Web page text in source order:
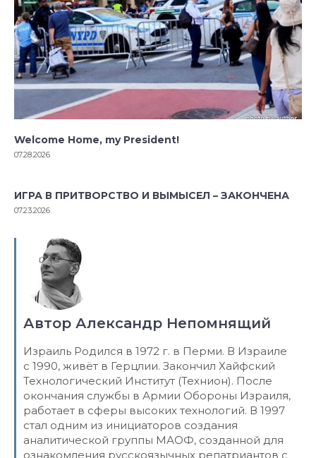
Welcome Home, my President!
07.28.2026
ИГРА В ПРИТВОРСТВО И ВЫМЫСЕЛ – ЗАКОНЧЕНА
07.23.2026
Автор Александр Непомнящий
Израиль Родился в 1972 г. в Перми. В Израиле
с 1990, живёт в Герцлии. Закончил Хайфский
Технологический Институт (Технион). После
окончания службы в Армии Обороны Израиля,
работает в сферы высоких технологий. В 1997
стал одним из инициаторов создания
аналитической группы МАОФ, созданной для
ознакомления русскоязычных репатриантов с